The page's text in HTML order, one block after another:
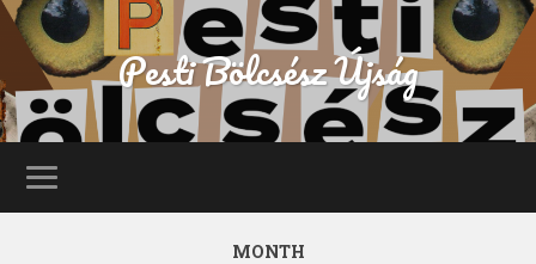
Pesti Bölcsész Újság
MONTH